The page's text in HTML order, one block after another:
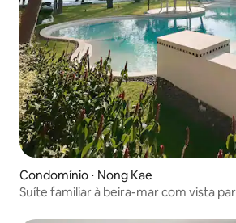
Condomínio ⋅ Nong Kae
Suíte familiar à beira-mar com vista